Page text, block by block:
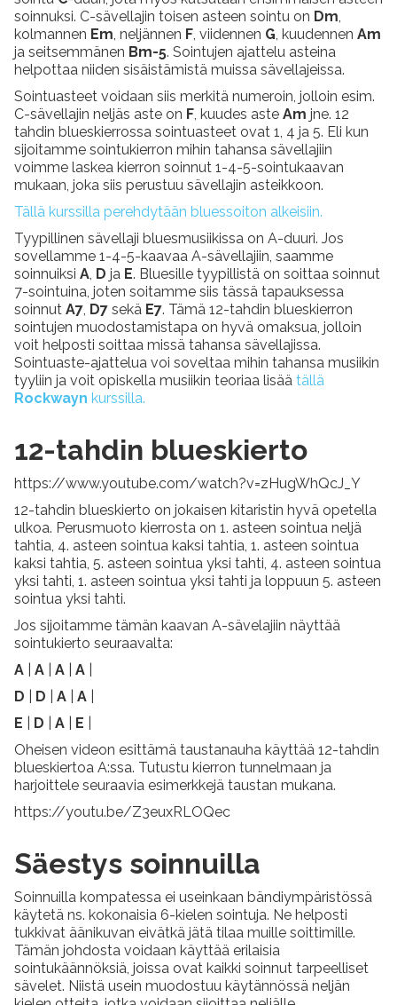
soinnuksi. C-sävellajin toisen asteen sointu on Dm,
kolmannen Em, neljännen F, viidennen G, kuudennen Am
ja seitsemmänen Bm-5. Sointujen ajattelu asteina
helpottaa niiden sisäistämistä muissa sävellajeissa.
Sointuasteet voidaan siis merkitä numeroin, jolloin esim.
C-sävellajin neljäs aste on F, kuudes aste Am jne. 12
tahdin blueskierrossa sointuasteet ovat 1, 4 ja 5. Eli kun
sijoitamme sointukierron mihin tahansa sävellajiin
voimme laskea kierron soinnut 1-4-5-sointukaavan
mukaan, joka siis perustuu sävellajin asteikkoon.
Tällä kurssilla perehdytään bluessoiton alkeisiin.
Tyypillinen sävellaji bluesmusiikissa on A-duuri. Jos
sovellamme 1-4-5-kaavaa A-sävellajiin, saamme
soinnuiksi A, D ja E. Bluesille tyypillistä on soittaa soinnut
7-sointuina, joten soitamme siis tässä tapauksessa
soinnut A7, D7 sekä E7. Tämä 12-tahdin blueskierron
sointujen muodostamistapa on hyvä omaksua, jolloin
voit helposti soittaa missä tahansa sävellajissa.
Sointuaste-ajattelua voi soveltaa mihin tahansa musiikin
tyyliin ja voit opiskella musiikin teoriaa lisää tällä
Rockwayn kurssilla.
12-tahdin blueskierto
https://www.youtube.com/watch?v=zHugWhQcJ_Y
12-tahdin blueskierto on jokaisen kitaristin hyvä opetella
ulkoa. Perusmuoto kierrosta on 1. asteen sointua neljä
tahtia, 4. asteen sointua kaksi tahtia, 1. asteen sointua
kaksi tahtia, 5. asteen sointua yksi tahti, 4. asteen sointua
yksi tahti, 1. asteen sointua yksi tahti ja loppuun 5. asteen
sointua yksi tahti.
Jos sijoitamme tämän kaavan A-sävelajiin näyttää
sointukierto seuraavalta:
A
A A A
D
D A A
E
D A E
Oheisen videon esittämä taustanauha käyttää 12-tahdin
blueskiertoa A:ssa. Tutustu kierron tunnelmaan ja
harjoittele seuraavia esimerkkejä taustan mukana.
https://youtu.be/Z3euxRLOQec
Säestys soinnuilla
Soinnuilla kompatessa ei useinkaan bändiympäristössä
käytetä ns. kokonaisia 6-kielen sointuja. Ne helposti
tukkivat äänikuvan eivätkä jätä tilaa muille soittimille.
Tämän johdosta voidaan käyttää erilaisia
sointukäännöksiä, joissa ovat kaikki soinnut tarpeelliset
sävelet. Niistä usein muodostuu käytännössä neljän